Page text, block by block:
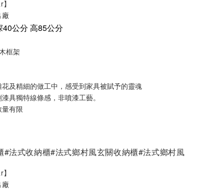
40公分 高85公分
框架
及精細的做工中，感受到家具被賦予的靈魂
具獨特線條感，非噴漆工藝。
有限
#法式收納櫃#法式鄉村風玄關收納櫃#法式鄉村風